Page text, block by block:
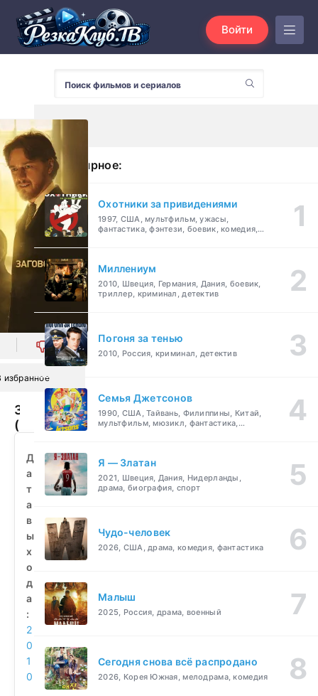
Войти
0
избранное
Заговорщица
(2010)
бесплатно
Д
а
т
а
в
ы
х
о
д
а
:
2
0
1
0
Популярное:
Охотники за привидениями
1997, США, мультфильм, ужасы,
фантастика, фэнтези, боевик, комедия,
Миллениум
2010, Швеция, Германия, Дания, боевик,
триллер, криминал, детектив
Погоня за тенью
2010, Россия, криминал, детектив
Семья Джетсонов
1990, США, Тайвань, Филиппины, Китай,
мультфильм, мюзикл, фантастика,
Я — Златан
2021, Швеция, Дания, Нидерланды,
драма, биография, спорт
Чудо-человек
2026, США, драма, комедия, фантастика
Малыш
2025, Россия, драма, военный
Сегодня снова всё распродано
2026, Корея Южная, мелодрама, комедия